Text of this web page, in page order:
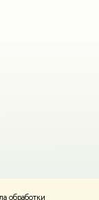
обработки